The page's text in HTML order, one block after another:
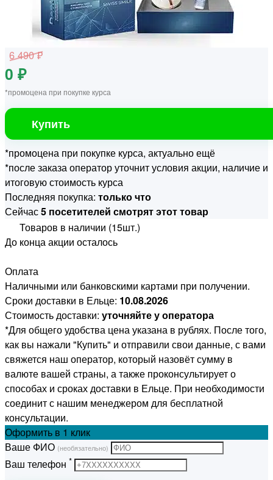
6 490 ₽
0 ₽
*промоцена при покупке курса
Купить
*промоцена при покупке курса, актуально ещё
*после заказа оператор уточнит условия акции, наличие и
итоговую стоимость курса
Последняя покупка: только что
Сейчас5 посетителей смотрят этот товар
Товаров в наличии (15шт.)
До конца акции осталось
Оплата
Наличными или банковскими картами при получении.
Сроки доставки в Ельце: 10.08.2026
Стоимость доставки: уточняйте у оператора
*Для общего удобства цена указана в рублях. После того,
как вы нажали "Купить" и отправили свои данные, с вами
свяжется наш оператор, который назовёт сумму в
валюте вашей страны, а также проконсультирует о
способах и сроках доставки в Ельце. При необходимости
соединит с нашим менеджером для бесплатной
консультации.
Оформить в 1 клик
Ваше ФИО (необязательно)
Ваш телефон *